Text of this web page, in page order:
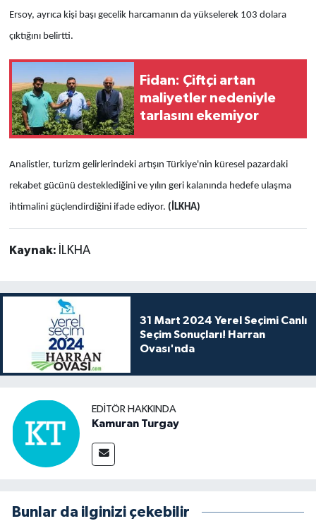
Ersoy, ayrıca kişi başı gecelik harcamanın da yükselerek 103 dolara
çıktığını belirtti.
Fidan: Çiftçi artan
maliyetler nedeniyle
tarlasını ekemiyor
Analistler, turizm gelirlerindeki artışın Türkiye'nin küresel pazardaki
rekabet gücünü desteklediğini ve yılın geri kalanında hedefe ulaşma
ihtimalini güçlendirdiğini ifade ediyor. (İLKHA)
Kaynak: İLKHA
31 Mart 2024 Yerel Seçimi Canlı
Seçim Sonuçları! Harran
Ovası'nda
EDITÖR HAKKINDA
Kamuran Turgay
Bunlar da ilginizi çekebilir